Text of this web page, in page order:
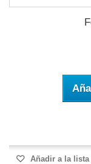
Añadir a la lista